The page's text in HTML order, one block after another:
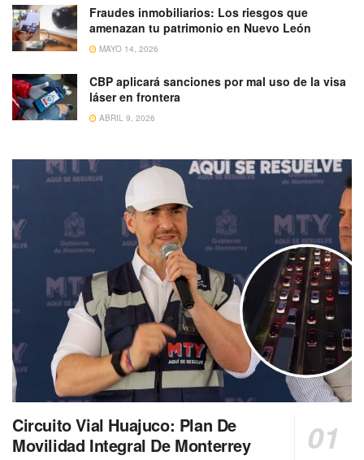
Fraudes inmobiliarios: Los riesgos que
amenazan tu patrimonio en Nuevo León
MAYO 14, 2026
CBP aplicará sanciones por mal uso de la visa
láser en frontera
ABRIL 9, 2026
Circuito Vial Huajuco: Plan De
Movilidad Integral De Monterrey